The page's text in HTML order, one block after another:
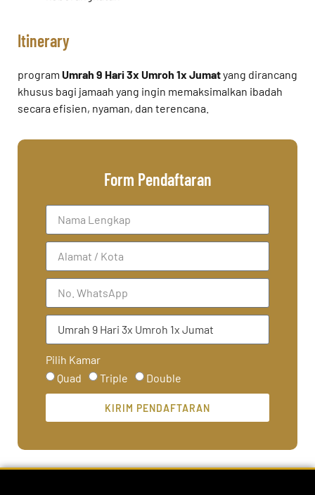
Itinerary
program Umrah 9 Hari 3x Umroh 1x Jumatyang dirancang
khusus bagi jamaah yang ingin memaksimalkan ibadah
secara efisien, nyaman, dan terencana.
Form Pendaftaran
Pilih Kamar
Quad
Triple Double
KIRIM PENDAFTARAN